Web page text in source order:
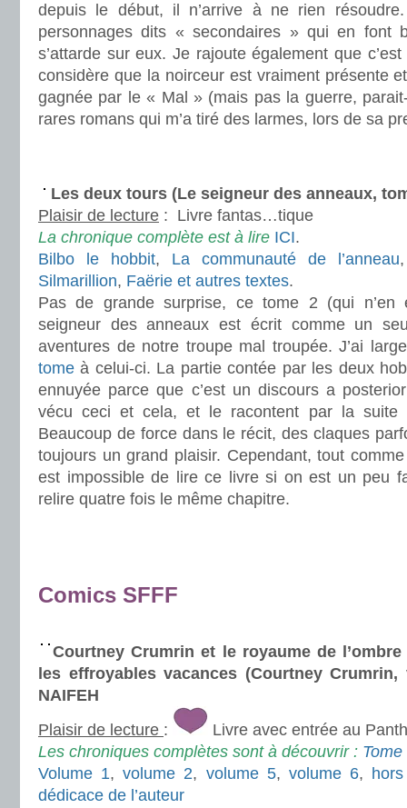
depuis le début, il n’arrive à ne rien
personnages dits « secondaires » qui en font
s’attarde sur eux. Je rajoute également que
considère que la noirceur est vraiment présente
gagnée par le « Mal » (mais pas la guerre,
rares romans qui m’a tiré des larmes, lors de sa
Les deux tours (Le seigneur des anneaux,
Plaisir de lecture : Livre fantas…tique
La chronique complète est à lire ICI.
Bilbo le hobbit, La communauté de l’anneau
Silmarillion, Faërie et autres textes.
Pas de grande surprise, ce tome 2 (qui
seigneur des anneaux est écrit comme un
aventures de notre troupe mal troupée. J’ai
tome à celui-ci. La partie contée par les deux
ennuyée parce que c’est un discours a
vécu ceci et cela, et le racontent par la suite
Beaucoup de force dans le récit, des claques
toujours un grand plaisir. Cependant, tout
est impossible de lire ce livre si on est un peu
relire quatre fois le même chapitre.
Comics SFFF
Courtney Crumrin et le royaume de
les effroyables vacances (Courtney
NAIFEH
Plaisir de lecture :
Livre avec entrée au
Les chroniques complètes sont à découvrir : Tome
Volume 1,volume 2, volume 5, volume 6,
dédicace de l’auteur